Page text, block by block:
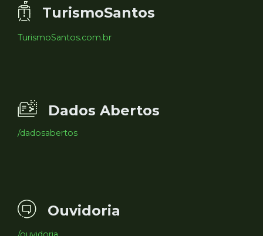
TurismoSantos
TurismoSantos.com.br
Dados Abertos
/dadosabertos
Ouvidoria